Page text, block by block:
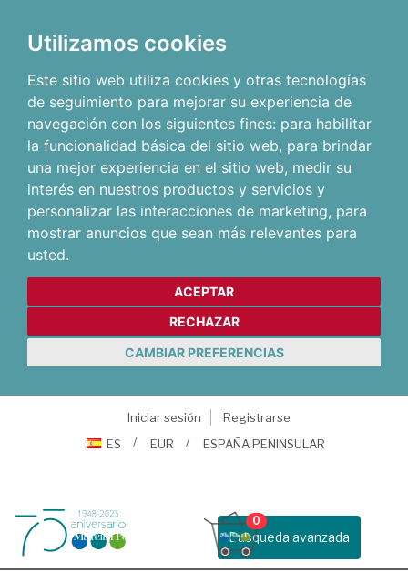
Utilizamos cookies
Este sitio web utiliza cookies y otras tecnologías
de seguimiento para mejorar su experiencia de
navegación con los siguientes fines: para habilitar
la funcionalidad básica del sitio web, para brindar
una mejor experiencia en el sitio web, medir su
interés en nuestros productos y servicios y
personalizar las interacciones de marketing, para
mostrar anuncios que sean más relevantes para
usted.
ACEPTAR
RECHAZAR
CAMBIAR PREFERENCIAS
Iniciar sesión
Registrarse
ES
EUR ESPAÑA PENINSULAR
Busqueda avanzada
0